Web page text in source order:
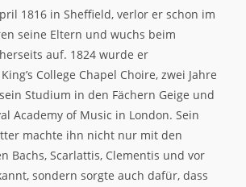
1816 in Sheffield, verlor er schon im
seine Eltern und wuchs beim
auf. 1824 wurde er
College Chapel Choire, zwei Jahre
Studium in den Fächern Geige und
Academy of Music in London. Sein
machte ihn nicht nur mit den
Bachs, Scarlattis, Clementis und vor
sondern sorgte auch dafür, dass